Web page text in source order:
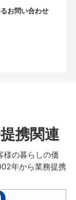
お問い合わせ
携関連
様の暮らしの価
年から業務提携